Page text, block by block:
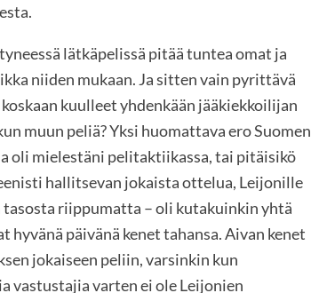
lätkäpelissä pitää tuntea omat ja
niiden mukaan. Ja sitten vain pyrittävä
kuulleet yhdenkään jääkiekkoilijan
muun peliä? Yksi huomattava ero Suomen
oli mielestäni pelitaktiikassa, tai pitäisikö
hallitsevan jokaista ottelua, Leijonille
riippumatta – oli kutakuinkin yhtä
hyvänä päivänä kenet tahansa. Aivan kenet
jokaiseen peliin, varsinkin kun
vastustajia varten ei ole Leijonien